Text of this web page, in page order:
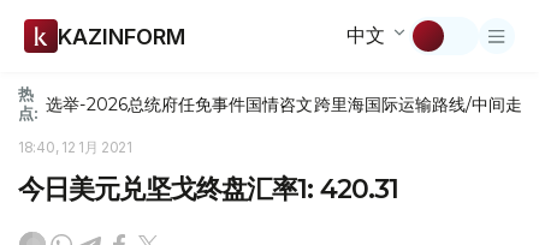
KAZINFORM 中文
热
点: 选举-2026总统府任免事件国情咨文跨里海国际运输路线/中间走廊
18:40, 12 1月 2021
今日美元兑坚戈终盘汇率1: 420.31